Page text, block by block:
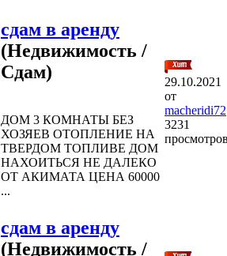
сдам в аренду
(Недвижимость /
Сдам)
ДОМ 3 КОМНАТЫ БЕЗ
ХОЗЯЕВ ОТОПЛЕНИЕ НА
ТВЕРДОМ ТОПЛИВЕ ДОМ
НАХОИТЬСЯ НЕ ДАЛЕКО
ОТ АКИМАТА ЦЕНА 60000
...
29.10.2021
от
macheridi72
3231
сдам в аренду
(Недвижимость /